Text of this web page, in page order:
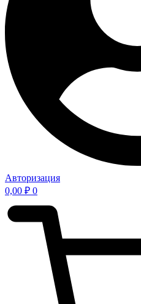
Авторизация
0,00 ₽ 0